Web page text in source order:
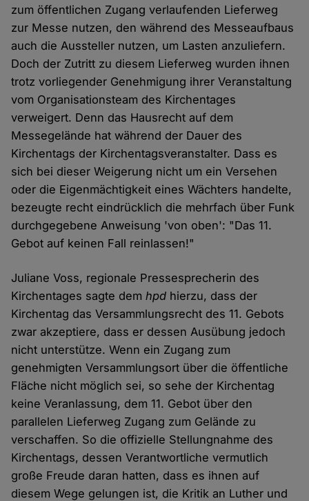
zum öffentlichen Zugang verlaufenden Lieferweg
zur Messe nutzen, den während des Messeaufbaus
auch die Aussteller nutzen, um Lasten anzuliefern.
Doch der Zutritt zu diesem Lieferweg wurden ihnen
trotz vorliegender Genehmigung ihrer Veranstaltung
vom Organisationsteam des Kirchentages
verweigert. Denn das Hausrecht auf dem
Messegelände hat während der Dauer des
Kirchentags der Kirchentagsveranstalter. Dass es
sich bei dieser Weigerung nicht um ein Versehen
oder die Eigenmächtigkeit eines Wächters handelte,
bezeugte recht eindrücklich die mehrfach über Funk
durchgegebene Anweisung 'von oben': "Das 11.
Gebot auf keinen Fall reinlassen!"
Juliane Voss, regionale Pressesprecherin des
Kirchentages sagte demhpd hierzu, dass der
Kirchentag das Versammlungsrecht des 11. Gebots
zwar akzeptiere, dass er dessen Ausübung jedoch
nicht unterstütze. Wenn ein Zugang zum
genehmigten Versammlungsort über die öffentliche
Fläche nicht möglich sei, so sehe der Kirchentag
keine Veranlassung, dem 11. Gebot über den
parallelen Lieferweg Zugang zum Gelände zu
verschaffen. So die offizielle Stellungnahme des
Kirchentags, dessen Verantwortliche vermutlich
große Freude daran hatten, dass es ihnen auf
diesem Wege gelungen ist, die Kritik an Luther und